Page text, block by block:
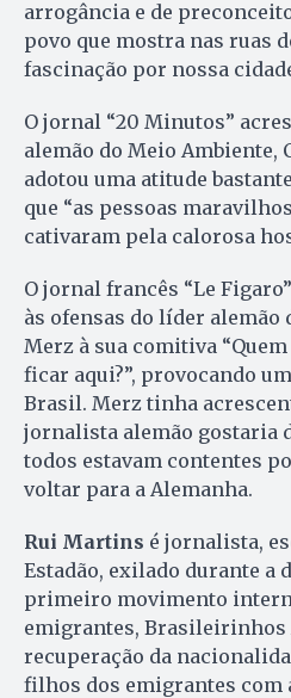
arrogância e de
povo que mostra nas ruas
fascinação por nossa
O jornal “20 Minutos”
alemão do Meio Ambiente,
adotou uma atitude
que “as pessoas
cativaram pela calorosa
O jornal francês “Le
às ofensas do líder alemão
Merz à sua comitiva
ficar aqui?”, provocando
Brasil. Merz tinha
jornalista alemão gostaria
todos estavam contentes
voltar para a Alemanha.
Rui Martins é jornalista,
Estadão, exilado durante a
primeiro movimento
emigrantes, Brasileirinhos
recuperação da
filhos dos emigrantes com